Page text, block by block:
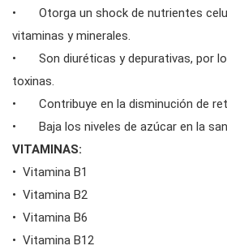
• Otorga un shock de nutrientes
vitaminas y minerales.
• Son diuréticas y depurativas, por lo
toxinas.
• Contribuye en la disminución de
• Baja los niveles de azúcar en la
VITAMINAS:
• Vitamina B1
• Vitamina B2
• Vitamina B6
• Vitamina B12